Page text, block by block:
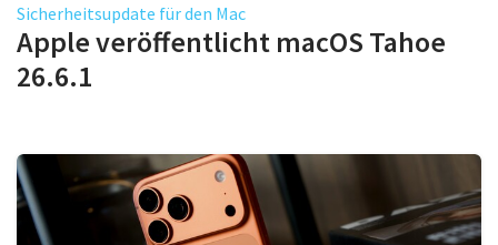
Sicherheitsupdate für den Mac
Apple veröffentlicht macOS Tahoe
26.6.1